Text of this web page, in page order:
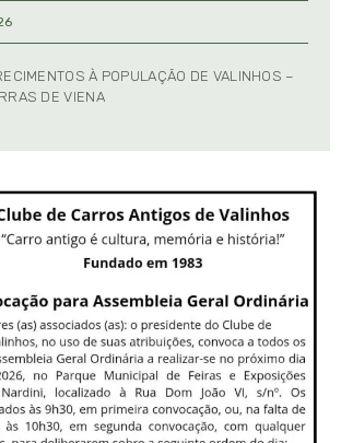
À POPULAÇÃO DE VALINHOS –
DE VIENA